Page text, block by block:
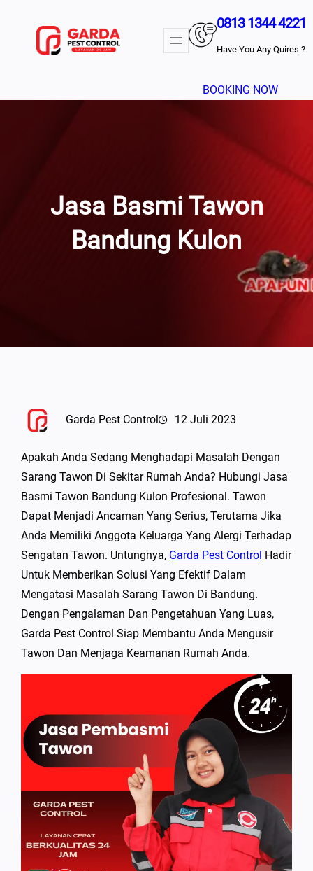
0813 1344 4221
Have You Any Quires ?
BOOKING NOW
Jasa Basmi Tawon
Bandung Kulon
Garda Pest Control 12 Juli 2023
Apakah Anda Sedang Menghadapi Masalah Dengan
Sarang Tawon Di Sekitar Rumah Anda? Hubungi Jasa
Basmi Tawon Bandung Kulon Profesional. Tawon
Dapat Menjadi Ancaman Yang Serius, Terutama Jika
Anda Memiliki Anggota Keluarga Yang Alergi Terhadap
Sengatan Tawon. Untungnya, Garda Pest Control Hadir
Untuk Memberikan Solusi Yang Efektif Dalam
Mengatasi Masalah Sarang Tawon Di Bandung.
Dengan Pengalaman Dan Pengetahuan Yang Luas,
Garda Pest Control Siap Membantu Anda Mengusir
Tawon Dan Menjaga Keamanan Rumah Anda.